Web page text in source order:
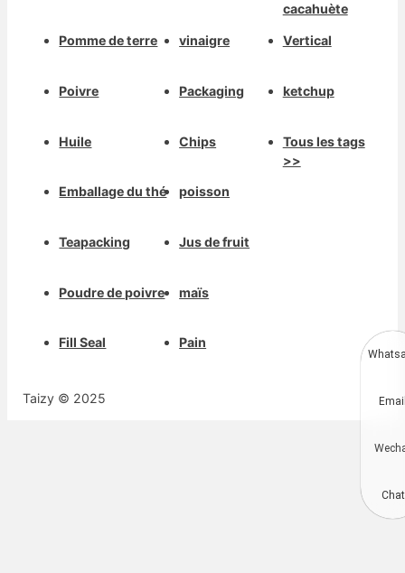
Pomme de terre
Poivre
Huile
Emballage du thé
Teapacking
Poudre de poivre
Fill Seal
vinaigre
Packaging
Chips
poisson
Jus de fruit
maïs
Pain
cacahuète
Vertical
ketchup
Tous les tags
>>
Taizy © 2025
Chat